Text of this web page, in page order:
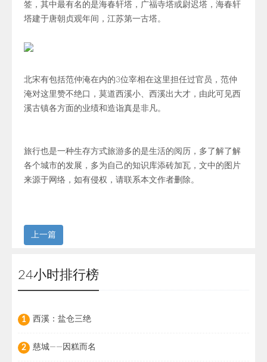
签，其中最有名的是海春轩塔，广福寺塔或尉迟塔，海春轩
塔建于唐朝贞观年间，江苏第一古塔。
北宋有包括范仲淹在内的3位宰相在这里担任过官员，范仲
淹对这里赞不绝口，莫道西溪小、西溪出大才，由此可见西
溪古镇各方面的业绩和造诣真是非凡。
旅行也是一种生存方式旅游多的是生活的阅历，多了解了解
各个城市的发展，多为自己的知识库添砖加瓦，文中的图片
来源于网络，如有侵权，请联系本文作者删除。
上一篇
24小时排行榜
1 西溪：盐仓三绝
2 慈城——因糕而名